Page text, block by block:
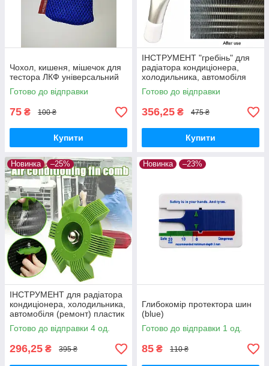
Чохол, кишеня, мішечок для
тестора ЛКФ універсальний
Готово до відправки
75 ₴ 100 ₴
Купити
ІНСТРУМЕНТ "гребінь" для
радіатора кондиціонера,
холодильника, автомобіля
(очищення, ремонт)
Готово до відправки
356,25 ₴ 475 ₴
Купити
Новинка –25%
ІНСТРУМЕНТ для радіатора
кондиціонера, холодильника,
автомобіля (ремонт) пластик
Готово до відправки 4 од.
296,25 ₴ 395 ₴
Новинка –23%
Глибокомір протектора шин
(blue)
Готово до відправки 1 од.
85 ₴ 110 ₴